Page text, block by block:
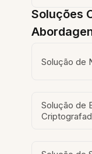
Soluções
Solução de
Solução de